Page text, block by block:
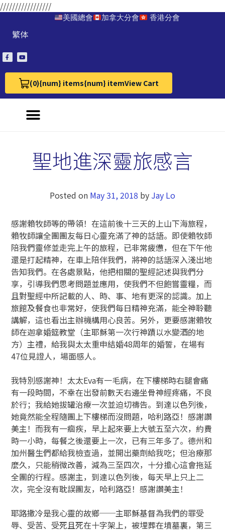
/////////////////
美國總會 加拿大分會 香港分會
繁体
(0)
View Cart 0{num} items{num} itemView Cart
聖地進深靈旅感言
Posted on May 31, 2018 by Jay Lo
感謝賴牧師等的帶領！在這前後十三天的上山下海旅程，
賴牧師讓全團團友每日心靈充滿了神的話語。即使賴牧師
陪我們靈修並走完上午的旅程，已非常疲憊，但在下午他
還是打起精神，在車上陪伴我們，將神的話語深入淺出地
告知我們。在各處景點，他把相關的聖經記述與我們分
享，引導我們思考問題並應用，使我們不但飽嘗靈糧，而
且對聖經中所記載的人、時、事、地有更深的認識。加上
旅館及餐食也非常好，使我們每日精神充滿，能全神聆聽
講解，這也看出主辦機構用心良苦。另外，更要感謝賴牧
師在迦拿婚筵教堂（主耶穌第一次行神蹟以水變酒的地
方）主禮，給我與太太重申結婚48周年的婚誓，在場有
47位見證人，場面感人。
我特別感謝神！太太Eva有一毛病，在下樓梯時右腿會痛
有一段時間，不幸在出發前數天右邊坐骨神經疼痛，不良
於行；我給她拔罐治療一次並迫切禱告。到達以色列後，
她竟然能全程隨團上下樓梯而沒問題，哈利路亞！感謝讚
美主！而我有一痼疾，早上起來要上大號五至六次，約費
時一小時，每餐之後還要上一次，已有三年多了。德州和
加州醫生們都給我檢查過，並開出藥劑給我吃；但治療那
麼久，只能稍微改善，減為三至四次，十分擔心這會拖延
全團的行程。感謝主，到達以色列後，每天早上只上二
次，完全沒有耽誤團友，哈利路亞！感謝讚美主！
耶路撒冷是我心靈的故鄉──主耶穌基督為我們的罪受
辱、受苦、受死且死在十字架上，被埋葬在墳墓裏，第三